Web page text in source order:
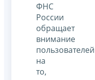
ФНС
России
обращает
внимание
пользователей
на
то,